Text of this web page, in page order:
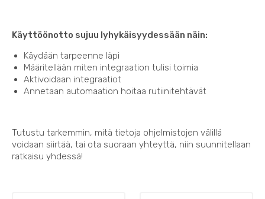
Käyttöönotto sujuu lyhykäisyydessään näin:
Käydään tarpeenne läpi
Määritellään miten integraation tulisi toimia
Aktivoidaan integraatiot
Annetaan automaation hoitaa rutiinitehtävät
Tutustu tarkemmin, mitä tietoja ohjelmistojen välillä
voidaan siirtää, tai ota suoraan yhteyttä, niin suunnitellaan
ratkaisu yhdessä!